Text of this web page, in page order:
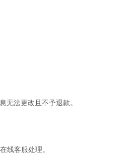
无法更改且不予退款。
线客服处理。